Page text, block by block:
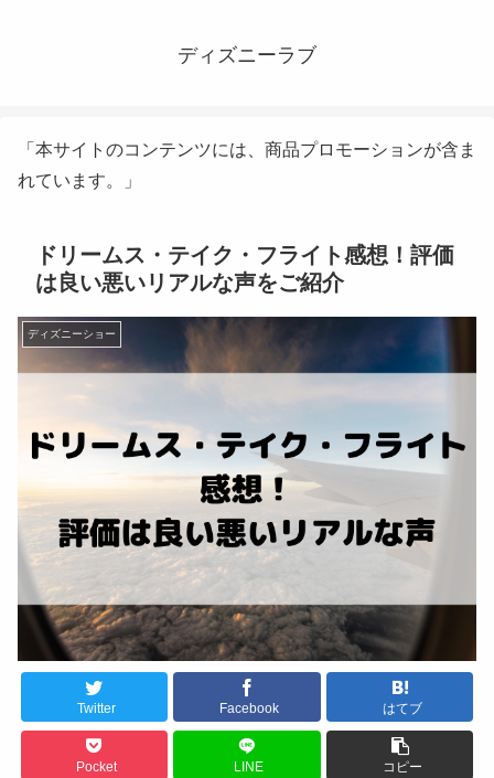
ディズニーラブ
「本サイトのコンテンツには、商品プロモーションが含ま
れています。」
ドリームス・テイク・フライト感想！評価
は良い悪いリアルな声をご紹介
ディズニーショー
Twitter Facebook はてブ
Pocket LINE コピー